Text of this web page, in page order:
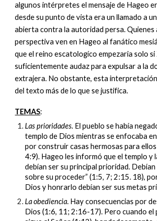
algunos intérpretes el mensaje de Hageo
desde su punto de vista era un llamado a
abierta contra la autoridad persa. Quienes
perspectiva ven en Hageo al fanático
que el reino escatologíco empezaria solo
suficientemente audaz para expulsar a la
extrajera. No obstante, esta
del texto más de lo que se justifica.
TEMAS:
Las prioridades. El pueblo se había
templo de Dios mientras se enfocaba
por construir casas hermosas para
4:9). Hageo les informó que el templo y
debían ser su principal prioridad.
sobre su proceder” (1:5, 7; 2:15. 18),
Dios y honrarlo debían ser sus metas
La obediencia. Hay consecuencias por
Dios (1:6, 11; 2:16-17). Pero cuando el